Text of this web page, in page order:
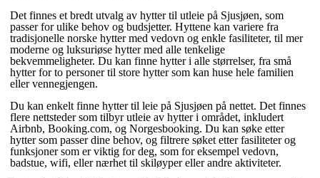
Det finnes et bredt utvalg av hytter til utleie på Sjusjøen, som
passer for ulike behov og budsjetter. Hyttene kan variere fra
tradisjonelle norske hytter med vedovn og enkle fasiliteter, til mer
moderne og luksuriøse hytter med alle tenkelige
bekvemmeligheter. Du kan finne hytter i alle størrelser, fra små
hytter for to personer til store hytter som kan huse hele familien
eller vennegjengen.
Du kan enkelt finne hytter til leie på Sjusjøen på nettet. Det finnes
flere nettsteder som tilbyr utleie av hytter i området, inkludert
Airbnb, Booking.com, og Norgesbooking. Du kan søke etter
hytter som passer dine behov, og filtrere søket etter fasiliteter og
funksjoner som er viktig for deg, som for eksempel vedovn,
badstue, wifi, eller nærhet til skiløyper eller andre aktiviteter.